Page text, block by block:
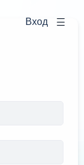
Вход